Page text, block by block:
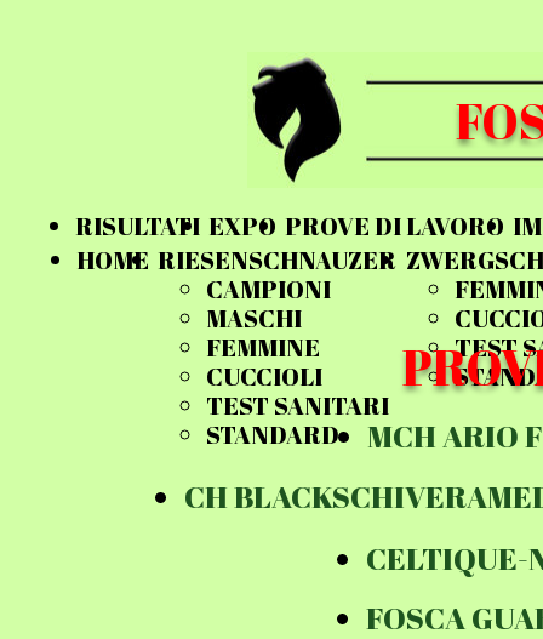
RISULTATI EXPO PROVE DI LAVORO
HOME RIESENSCHNAUZER
CAMPIONI
MASCHI
FEMMINE
CUCCIOLI
TEST SANITARI
STANDARD
TEST
MCH ARIO
CH
CELTIQUE-
FOSCA